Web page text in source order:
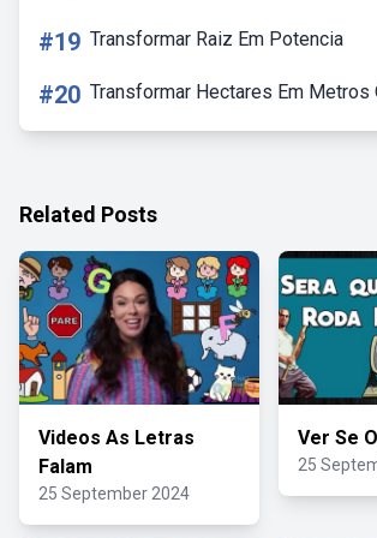
#19 Transformar Raiz Em Potencia
#20 Transformar Hectares Em Metros
Related Posts
Videos As Letras
Falam
25 September 2024
Ver Se
25